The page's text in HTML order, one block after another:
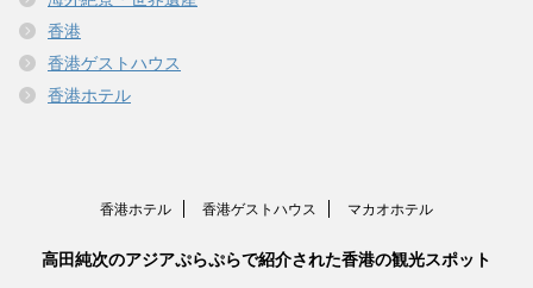
香港
香港ゲストハウス
香港ホテル
香港ホテル 香港ゲストハウス マカオホテル
高田純次のアジアぷらぷらで紹介された香港の観光スポット